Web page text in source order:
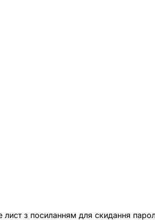
лист з посиланням для скидання